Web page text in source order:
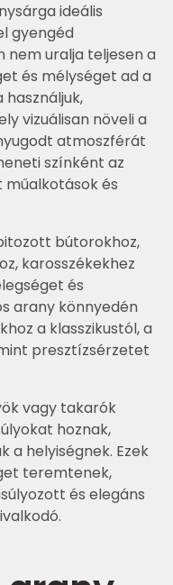
ideális
gyengéd
uralja teljesen a
és mélységet ad a
használjuk,
vizuálisan növeli a
atmoszférát
színként az
és
bútorokhoz,
karosszékekhez
és
arany könnyedén
a klasszikustól, a
presztízsérzetet
vagy takarók
hoznak,
a helyiségnek. Ezek
teremtenek,
és elegáns